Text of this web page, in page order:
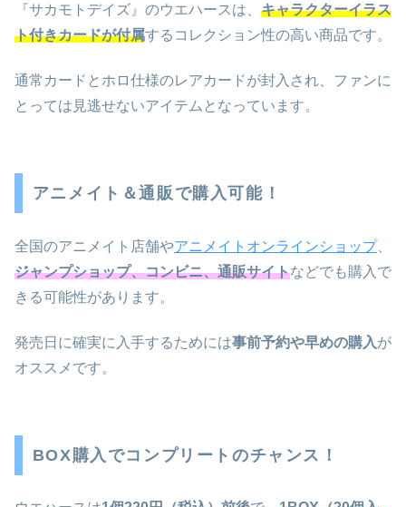
『サカモトデイズ』のウエハースは、 キャラクターイラス
ト付きカードが付属するコレクション性の高い商品です。
通常カードとホロ仕様のレアカードが封入され、ファンに
とっては見逃せないアイテムとなっています。
アニメイト＆通販で購入可能！
全国のアニメイト店舗やアニメイトオンラインショップ、
ジャンプショップ、コンビニ、通販サイトなどでも購入で
きる可能性があります。
発売日に確実に入手するためには事前予約や早めの購入が
オススメです。
BOX購入でコンプリートのチャンス！